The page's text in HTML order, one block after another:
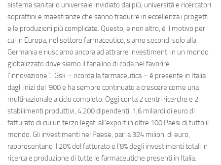
sistema sanitario universale invidiato dai più, università e ricercatori
sopraffini e maestranze che sanno tradurre in eccellenza i progetti
e le produzioni più complicate. Questo, e non altro, è il motivo per
cui in Europa, nel settore farmaceutico, siamo secondi solo alla
Germania e riusciamo ancora ad attrarre investimenti in un mondo
globalizzato dove siamo il fanalino di coda nel favorire
l'innovazione". Gsk – ricorda la farmaceutica – è presente in Italia
dagli inizi del '900 e ha sempre continuato a crescere come una
multinazionale a ciclo completo. Oggi conta 2 centri ricerche e 2
stabilimenti produttivi, 4.200 dipendenti, 1,6 miliardi di euro di
fatturato di cui un terzo legati all'export in oltre 100 Paesi di tutto il
mondo. Gli investimenti nel Paese, pari a 324 milioni di euro,
rappresentano il 20% del fatturato e l'8% degli investimenti totali in
ricerca e produzione di tutte le farmaceutiche presenti in Italia.